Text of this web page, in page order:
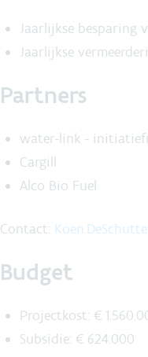
Jaarlijkse besparing
Jaarlijkse
Partners
water-link -
Cargill
Alco Bio Fuel
Contact:
Budget
Projectkost: €
Subsidie: € 624.000